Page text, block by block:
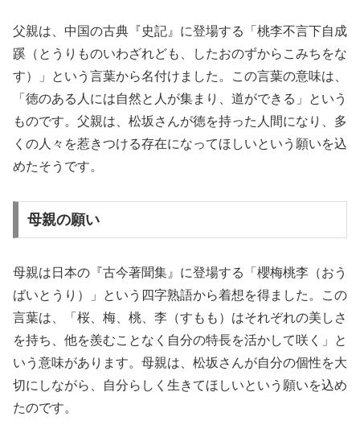
父親は、中国の古典『史記』に登場する「桃李不言下自成
蹊（とうりものいわざれども、したおのずからこみちをな
す）」という言葉から名付けました。この言葉の意味は、
「徳のある人には自然と人が集まり、道ができる」という
ものです。父親は、松坂さんが徳を持った人間になり、多
くの人々を惹きつける存在になってほしいという願いを込
めたそうです。
母親の願い
母親は日本の『古今著聞集』に登場する「櫻梅桃李（おう
ばいとうり）」という四字熟語から着想を得ました。この
言葉は、「桜、梅、桃、李（すもも）はそれぞれの美しさ
を持ち、他を羨むことなく自分の特長を活かして咲く」と
いう意味があります。母親は、松坂さんが自分の個性を大
切にしながら、自分らしく生きてほしいという願いを込め
たのです。